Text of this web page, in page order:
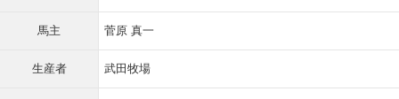
馬主 菅原 真一
生産者 武田牧場